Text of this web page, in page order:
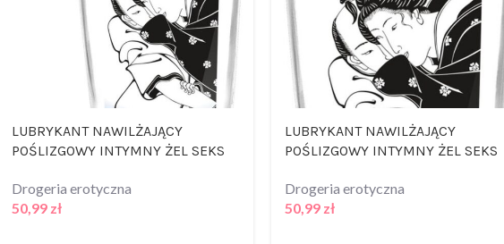
LUBRYKANT NAWILŻAJĄCY
POŚLIZGOWY INTYMNY ŻEL SEKS
Drogeria erotyczna
50,99 zł
LUBRYKANT NAWILŻAJĄCY
POŚLIZGOWY INTYMNY ŻEL SEKS
Drogeria erotyczna
50,99 zł